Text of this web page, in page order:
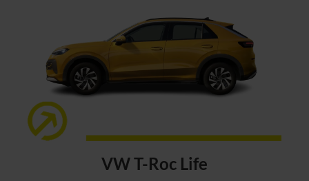
VW T-Roc Life